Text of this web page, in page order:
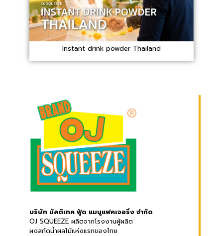
Instant drink powder Thailand
บริษัท มัลติเทค ฟู้ด แมนูแฟคเจอริ่ง จำกัด
OJ SQUEEZE ผลิตจากโรงงานผู้ผลิต
ผงสกัดน้ำผลไม้แห่งแรกของไทย